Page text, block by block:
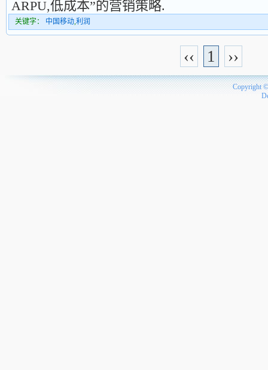
ARPU,低成本”的营销策略.
关键字： 中国移动,利润
‹‹ 1 ››
Copyright